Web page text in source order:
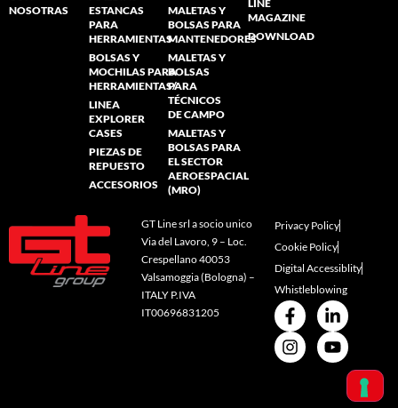
NOSOTRAS
ESTANCAS
PARA
HERRAMIENTAS
BOLSAS Y
MOCHILAS PARA
HERRAMIENTAS/
LINEA
EXPLORER
CASES
PIEZAS DE
REPUESTO
ACCESORIOS
MALETAS Y
BOLSAS PARA
MANTENEDORES
MALETAS Y
BOLSAS
PARA
TÉCNICOS
DE CAMPO
MALETAS Y
BOLSAS PARA
EL SECTOR
AEROESPACIAL
(MRO)
LINE
MAGAZINE
DOWNLOAD
GT Line srl a socio unico
Via del Lavoro, 9 – Loc.
Crespellano 40053
Valsamoggia (Bologna) –
ITALY P.IVA
IT00696831205
Privacy Policy
Cookie Policy
Digital Accessiblity
Whistleblowing